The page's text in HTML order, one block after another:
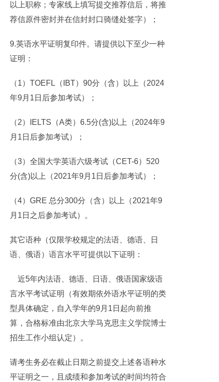
以上职称；专家线上填写提交推荐信后，将推
荐信原件密封并在信封封口骑缝处签字）；
9.英语水平证明复印件。请提供以下至少一种
证明：
（1）TOEFL（IBT）90分（含）以上（2024
年9月1日后参加考试）；
（2）IELTS（A类）6.5分(含)以上（2024年9
月1日后参加考试）；
（3）全国大学英语六级考试（CET-6）520
分(含)以上（2021年9月1日后参加考试）；
（4）GRE 总分300分（含）以上（2021年9
月1日之后参加考试）。
其它语种（仅限学校规定的法语、德语、日
语、俄语）语言水平可提供以下证明：
近5年内法语、德语、日语、俄语国家级语
言水平考试证明（有效期依外语水平证明的类
型具体确定，自入学年的9月1日起向前推
算，合格标准由北京大学马克思主义学院博士
招生工作小组认定）。
请考生务必在截止日期之前提交上述各语种水
平证明之一，且成绩和参加考试的时间均符合